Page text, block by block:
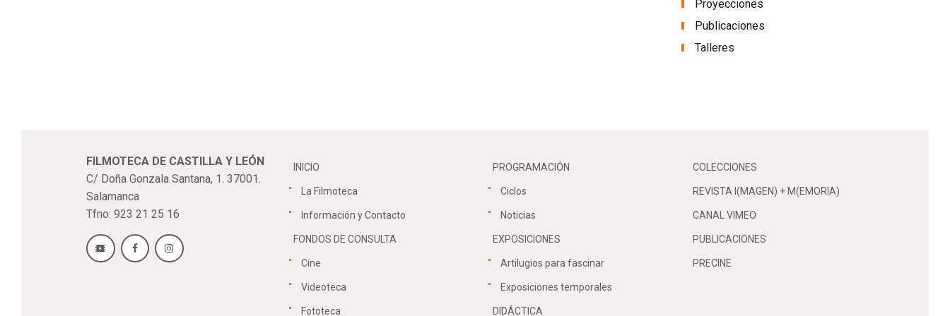
Proyecciones
Publicaciones
Talleres
FILMOTECA DE CASTILLA Y LEÓN
C/ Doña Gonzala Santana, 1. 37001.
Salamanca
Tfno: 923 21 25 16
INICIO
La Filmoteca
Información y Contacto
FONDOS DE CONSULTA
Cine
Videoteca
Fototeca
PROGRAMACIÓN
Ciclos
Noticias
EXPOSICIONES
Artilugios para fascinar
Exposiciones temporales
DIDÁCTICA
COLECCIONES
REVISTA I(MAGEN) + M(EMORIA)
CANAL VIMEO
PUBLICACIONES
PRECINE